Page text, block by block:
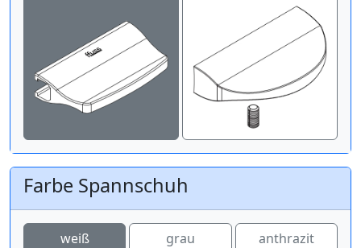
Farbe Spannschuh
weiß grau anthrazit